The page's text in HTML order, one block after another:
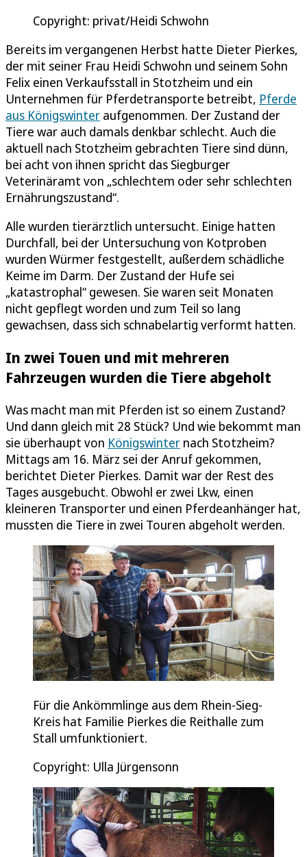
Copyright: privat/Heidi Schwohn
Bereits im vergangenen Herbst hatte Dieter Pierkes,
der mit seiner Frau Heidi Schwohn und seinem Sohn
Felix einen Verkaufsstall in Stotzheim und ein
Unternehmen für Pferdetransporte betreibt, Pferde
aus Königswinter aufgenommen. Der Zustand der
Tiere war auch damals denkbar schlecht. Auch die
aktuell nach Stotzheim gebrachten Tiere sind dünn,
bei acht von ihnen spricht das Siegburger
Veterinäramt von „schlechtem oder sehr schlechten
Ernährungszustand“.
Alle wurden tierärztlich untersucht. Einige hatten
Durchfall, bei der Untersuchung von Kotproben
wurden Würmer festgestellt, außerdem schädliche
Keime im Darm. Der Zustand der Hufe sei
„katastrophal“ gewesen. Sie waren seit Monaten
nicht gepflegt worden und zum Teil so lang
gewachsen, dass sich schnabelartig verformt hatten.
In zwei Touen und mit mehreren
Fahrzeugen wurden die Tiere abgeholt
Was macht man mit Pferden ist so einem Zustand?
Und dann gleich mit 28 Stück? Und wie bekommt man
sie überhaupt von Königswinter nach Stotzheim?
Mittags am 16. März sei der Anruf gekommen,
berichtet Dieter Pierkes. Damit war der Rest des
Tages ausgebucht. Obwohl er zwei Lkw, einen
kleineren Transporter und einen Pferdeanhänger hat,
mussten die Tiere in zwei Touren abgeholt werden.
Für die Ankömmlinge aus dem Rhein-Sieg-
Kreis hat Familie Pierkes die Reithalle zum
Stall umfunktioniert.
Copyright: Ulla Jürgensonn